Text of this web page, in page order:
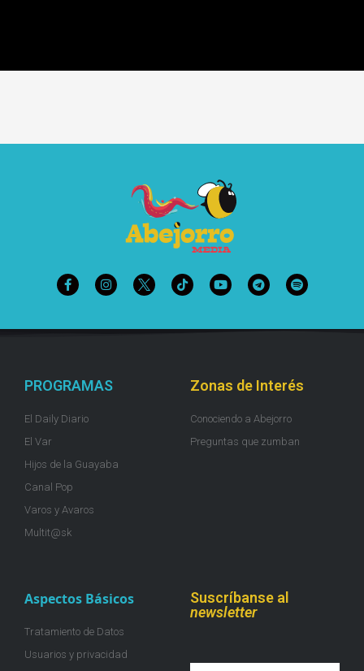
PROGRAMAS
El Daily Diario
El Var
Hijos de la Guayaba
Canal Pop
Varos y Avaros
Multit@sk
Zonas de Interés
Conociendo a Abejorro
Preguntas que zumban
Aspectos Básicos
Tratamiento de Datos
Usuarios y privacidad
Suscríbanse al
newsletter